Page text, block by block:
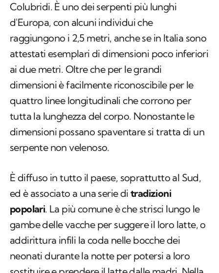
Colubridi. È uno dei serpenti più lunghi
d'Europa, con alcuni individui che
raggiungono i 2,5 metri, anche se in Italia sono
attestati esemplari di dimensioni poco inferiori
ai due metri. Oltre che per le grandi
dimensioni è facilmente riconoscibile per le
quattro linee longitudinali che corrono per
tutta la lunghezza del corpo. Nonostante le
dimensioni possano spaventare si tratta di un
serpente non velenoso.
È diffuso in tutto il paese, soprattutto al Sud,
ed è associato a una serie di tradizioni
popolari. La più comune è che strisci lungo le
gambe delle vacche per suggere il loro latte, o
addirittura infili la coda nelle bocche dei
neonati durante la notte per potersi a loro